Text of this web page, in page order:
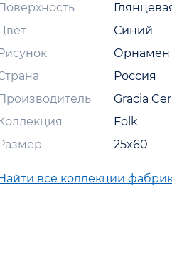
Синий
Россия
Gracia
Folk
25x60
все коллекции